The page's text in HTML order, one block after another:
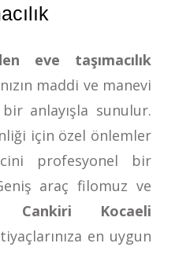
eve taşımacılık
maddi ve manevi
anlayışla sunulur.
için özel önlemler
profesyonel bir
araç filomuz ve
Cankiri Kocaeli
en uygun